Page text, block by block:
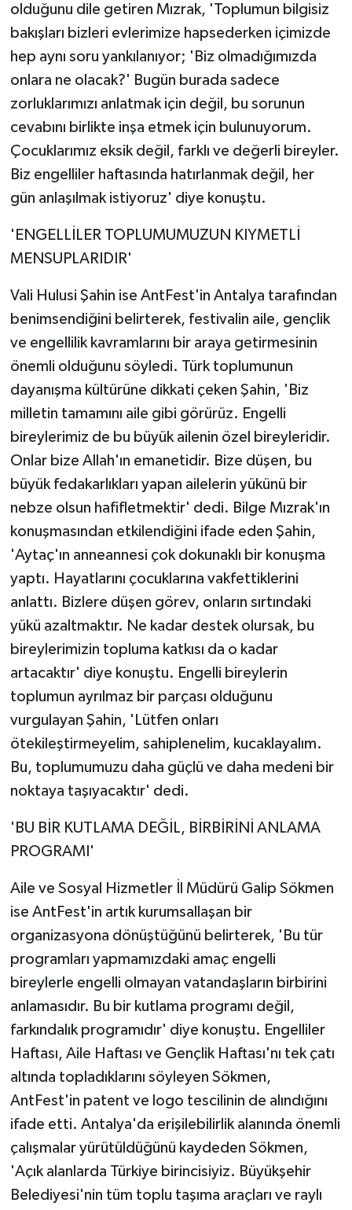
olduğunu dile getiren Mızrak, 'Toplumun bilgisiz
bakışları bizleri evlerimize hapsederken içimizde
hep aynı soru yankılanıyor; 'Biz olmadığımızda
onlara ne olacak?' Bugün burada sadece
zorluklarımızı anlatmak için değil, bu sorunun
cevabını birlikte inşa etmek için bulunuyorum.
Çocuklarımız eksik değil, farklı ve değerli bireyler.
Biz engelliler haftasında hatırlanmak değil, her
gün anlaşılmak istiyoruz' diye konuştu.
'ENGELLİLER TOPLUMUMUZUN KIYMETLİ
MENSUPLARIDIR'
Vali Hulusi Şahin ise AntFest'in Antalya tarafından
benimsendiğini belirterek, festivalin aile, gençlik
ve engellilik kavramlarını bir araya getirmesinin
önemli olduğunu söyledi. Türk toplumunun
dayanışma kültürüne dikkati çeken Şahin, 'Biz
milletin tamamını aile gibi görürüz. Engelli
bireylerimiz de bu büyük ailenin özel bireyleridir.
Onlar bize Allah'ın emanetidir. Bize düşen, bu
büyük fedakarlıkları yapan ailelerin yükünü bir
nebze olsun hafifletmektir' dedi. Bilge Mızrak'ın
konuşmasından etkilendiğini ifade eden Şahin,
'Aytaç'ın anneannesi çok dokunaklı bir konuşma
yaptı. Hayatlarını çocuklarına vakfettiklerini
anlattı. Bizlere düşen görev, onların sırtındaki
yükü azaltmaktır. Ne kadar destek olursak, bu
bireylerimizin topluma katkısı da o kadar
artacaktır' diye konuştu. Engelli bireylerin
toplumun ayrılmaz bir parçası olduğunu
vurgulayan Şahin, 'Lütfen onları
ötekileştirmeyelim, sahiplenelim, kucaklayalım.
Bu, toplumumuzu daha güçlü ve daha medeni bir
noktaya taşıyacaktır' dedi.
'BU BİR KUTLAMA DEĞİL, BİRBİRİNİ ANLAMA
PROGRAMI'
Aile ve Sosyal Hizmetler İl Müdürü Galip Sökmen
ise AntFest'in artık kurumsallaşan bir
organizasyona dönüştüğünü belirterek, 'Bu tür
programları yapmamızdaki amaç engelli
bireylerle engelli olmayan vatandaşların birbirini
anlamasıdır. Bu bir kutlama programı değil,
farkındalık programıdır' diye konuştu. Engelliler
Haftası, Aile Haftası ve Gençlik Haftası'nı tek çatı
altında topladıklarını söyleyen Sökmen,
AntFest'in patent ve logo tescilinin de alındığını
ifade etti. Antalya'da erişilebilirlik alanında önemli
çalışmalar yürütüldüğünü kaydeden Sökmen,
'Açık alanlarda Türkiye birincisiyiz. Büyükşehir
Belediyesi'nin tüm toplu taşıma araçları ve raylı